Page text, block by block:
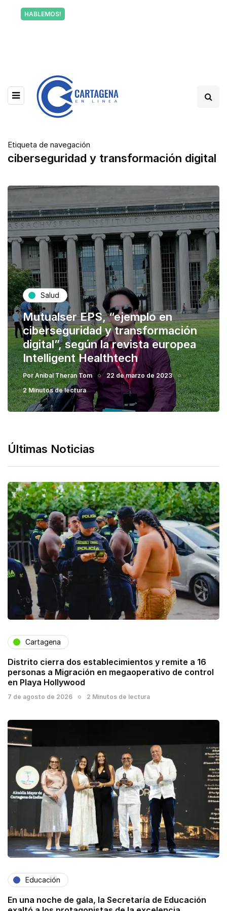
HABLEMOS!
Etiqueta de navegación
ciberseguridad y transformación digital
Salud
Mutualser EPS, “ejemplo en
ciberseguridad y transformación
digital”, según la revista europea
Intelligent Healthtech
PorAnibal Theran Tom
22 de marzo de 2023
2 Minutos de lectura
Últimas Noticias
Cartagena
Distrito cierra dos establecimientos y remite a 16
personas a Migración en megaoperativo de control
en Playa Hollywood
7 de agosto de 2026 2 Minutos de lectura
Educación
En una noche de gala, la Secretaría de Educación